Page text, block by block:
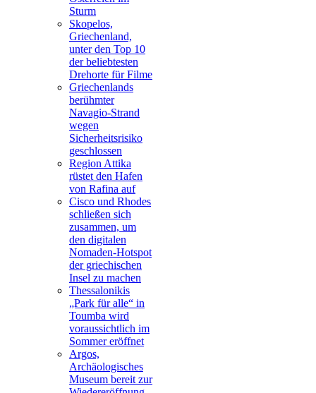
Sturm
Skopelos,
Griechenland,
unter den Top 10
der beliebtesten
Drehorte für Filme
Griechenlands
berühmter
Navagio-Strand
wegen
Sicherheitsrisiko
geschlossen
Region Attika
rüstet den Hafen
von Rafina auf
Cisco und Rhodes
schließen sich
zusammen, um
den digitalen
Nomaden-Hotspot
der griechischen
Insel zu machen
Thessalonikis
„Park für alle“ in
Toumba wird
voraussichtlich im
Sommer eröffnet
Argos,
Archäologisches
Museum bereit zur